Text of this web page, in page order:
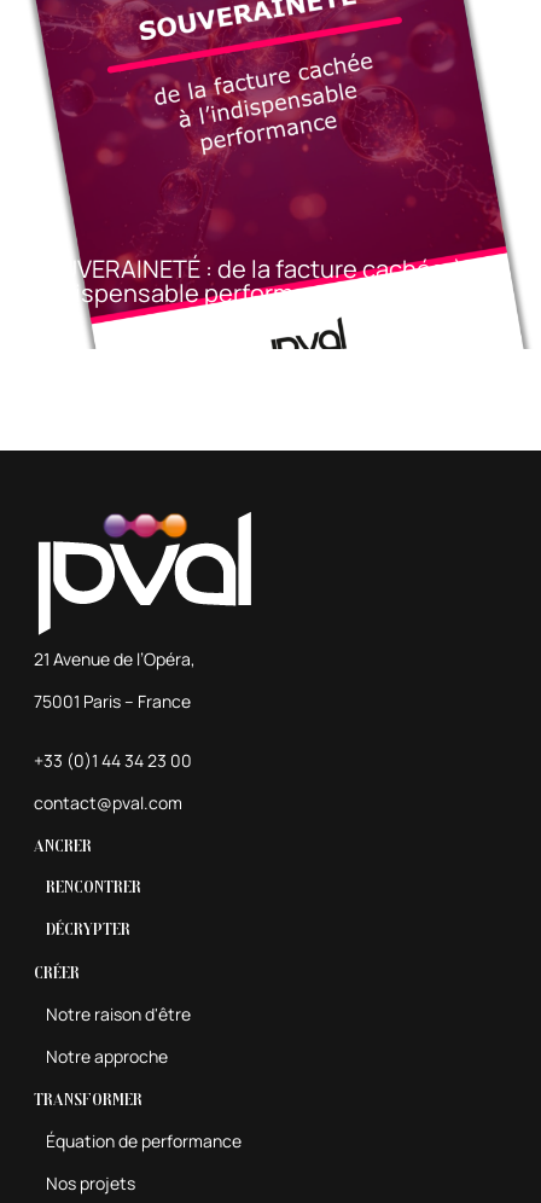
SOUVERAINETÉ : de la facture cachée à
l’indispensable performance
21 Avenue de l’Opéra,
75001 Paris – France
+33 (0)1 44 34 23 00
contact@pval.com
Ancrer
Rencontrer
Décrypter
Créer
Notre raison d'être
Notre approche
Transformer
Équation de performance
Nos projets